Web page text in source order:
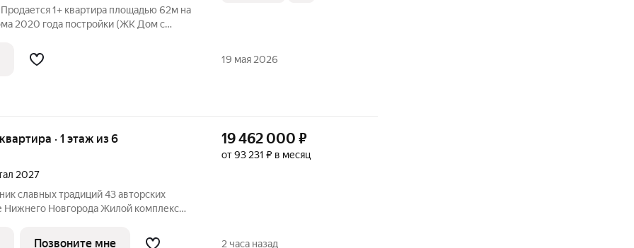
1+ квартира площадью 62м на
2020 года постройки (ЖК Дом с
площадь Горького, улицы Большая и
19 мая 2026
· 1 этаж из 6
2027
славных традиций 43 авторских
Нижнего Новгорода Жилой комплекс
корнями в XVIII век, когда её
19 462 000 ₽
от 93 231 ₽ в месяц
Позвоните мне 2 часа назад